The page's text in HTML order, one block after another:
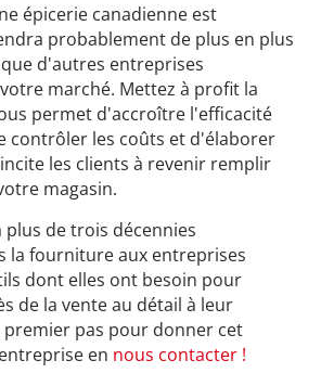
épicerie canadienne est
probablement de plus en plus
d'autres entreprises
marché. Mettez à profit la
permet d'accroître l'efficacité
contrôler les coûts et d'élaborer
les clients à revenir remplir
magasin.
plus de trois décennies
la fourniture aux entreprises
dont elles ont besoin pour
de la vente au détail à leur
premier pas pour donner cet
en nous contacter !